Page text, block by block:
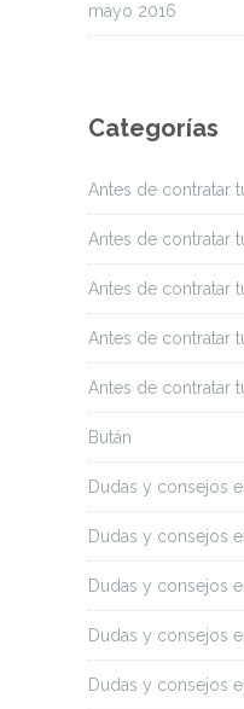
mayo 2016
Categorías
Antes de contratar
Antes de contratar
Antes de contratar
Antes de contratar
Antes de contratar
Bután
Dudas y consejos
Dudas y consejos
Dudas y consejos
Dudas y consejos
Dudas y consejos